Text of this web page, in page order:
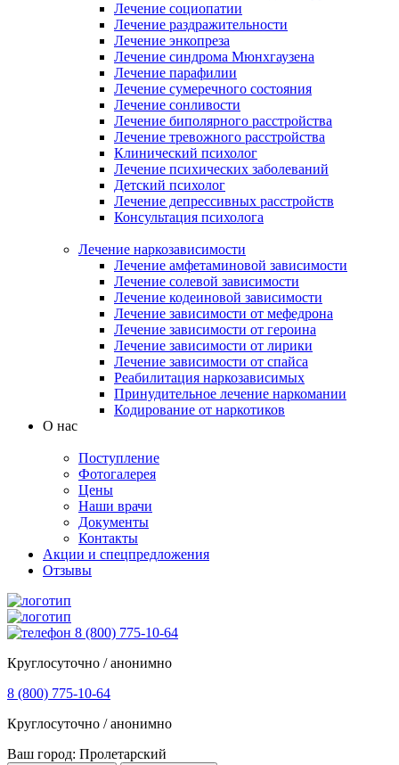
Лечение социопатии
Лечение раздражительности
Лечение энкопреза
Лечение синдрома Мюнхгаузена
Лечение парафилии
Лечение сумеречного состояния
Лечение сонливости
Лечение биполярного расстройства
Лечение тревожного расстройства
Клинический психолог
Лечение психических заболеваний
Детский психолог
Лечение депрессивных расстройств
Консультация психолога
Лечение наркозависимости
Лечение амфетаминовой зависимости
Лечение солевой зависимости
Лечение кодеиновой зависимости
Лечение зависимости от мефедрона
Лечение зависимости от героина
Лечение зависимости от лирики
Лечение зависимости от спайса
Реабилитация наркозависимых
Принудительное лечение наркомании
Кодирование от наркотиков
О нас
Поступление
Фотогалерея
Цены
Наши врачи
Документы
Контакты
Акции и спецпредложения
Отзывы
8 (800) 775-10-64
Круглосуточно / анонимно
8 (800) 775-10-64
Круглосуточно / анонимно
Ваш город: Пролетарский